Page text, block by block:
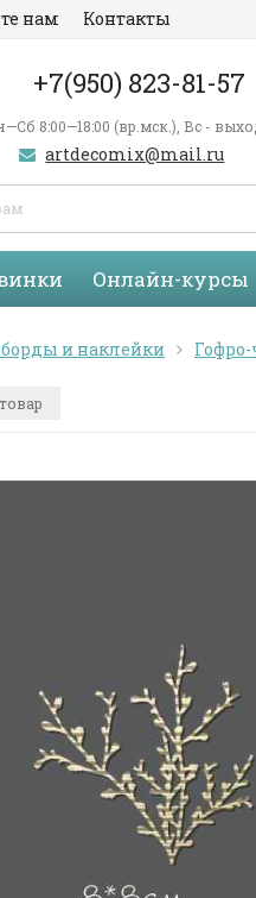
нам Контакты
+7(950) 823-81-57
8:00—18:00 (вр.мск.), Вс -
artdecomix@mail.ru
Онлайн-курсы
и наклейки